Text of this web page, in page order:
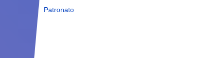
Patronato